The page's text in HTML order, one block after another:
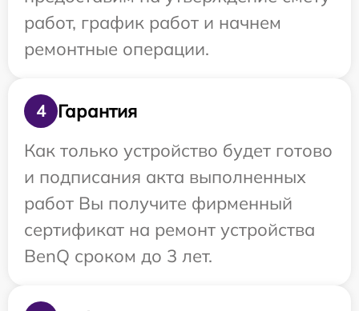
работ, график работ и начнем
ремонтные операции.
4
Гарантия
Как только устройство будет готово
и подписания акта выполненных
работ Вы получите фирменный
сертификат на ремонт устройства
BenQ сроком до 3 лет.